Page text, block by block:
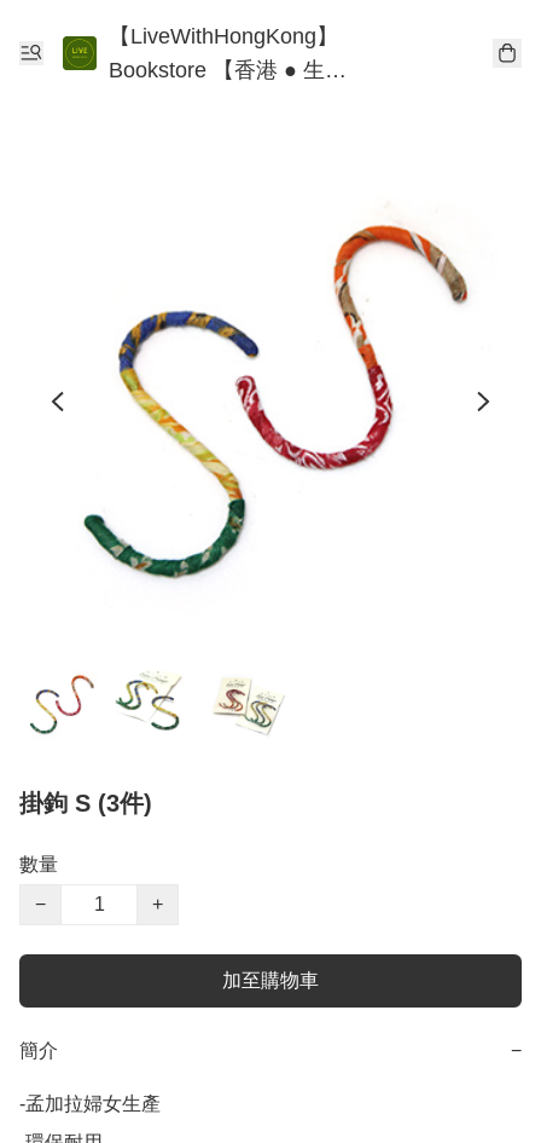
【LiveWithHongKong】
Bookstore 【香港 ● 生
掛鉤 S (3件)
數量
−
+
加至購物車
簡介 −
-孟加拉婦女生產